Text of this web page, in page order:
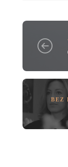
BEZ